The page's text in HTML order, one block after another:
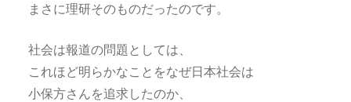
まさに理研そのものだったのです。
社会は報道の問題としては、
これほど明らかなことをなぜ日本社会は
小保方さんを追求したのか、